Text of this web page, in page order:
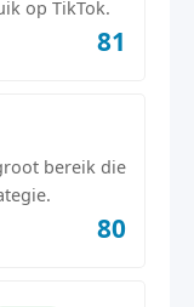
op TikTok.
81
bereik die
80